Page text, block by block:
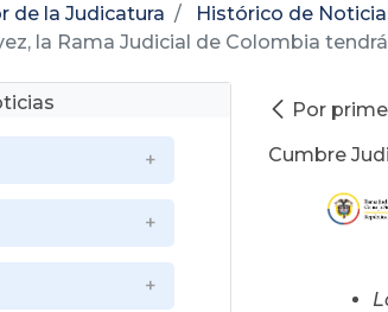
de la Judicatura
Histórico de
la Rama Judicial de Colombia
Por
Cumbre